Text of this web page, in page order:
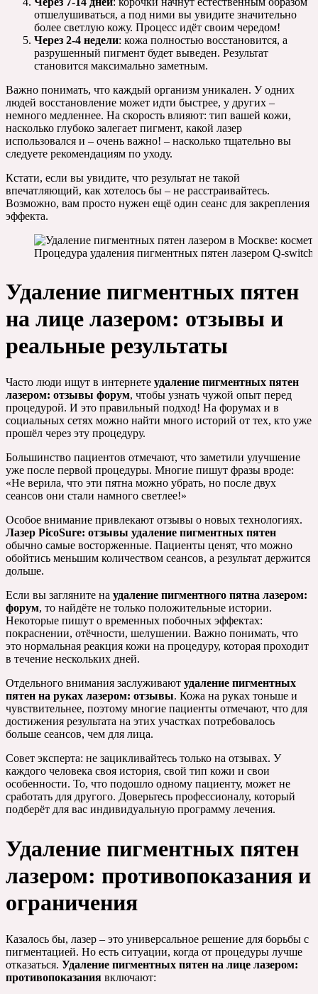
отшелушиваться, а под ними вы увидите значительно
более светлую кожу. Процесс идёт своим чередом!
Через 2-4 недели: кожа полностью восстановится, а
разрушенный пигмент будет выведен. Результат
становится максимально заметным.
Важно понимать, что каждый организм уникален. У одних
людей восстановление может идти быстрее, у других –
немного медленнее. На скорость влияют: тип вашей кожи,
насколько глубоко залегает пигмент, какой лазер
использовался и – очень важно! – насколько тщательно вы
следуете рекомендациям по уходу.
Кстати, если вы увидите, что результат не такой
впечатляющий, как хотелось бы – не расстраивайтесь.
Возможно, вам просто нужен ещё один сеанс для закрепления
эффекта.
Процедура удаления пигментных пятен лазером Q-
Удаление пигментных пятен
на лице лазером: отзывы и
реальные результаты
Часто люди ищут в интернете удаление пигментных пятен
лазером: отзывы форум, чтобы узнать чужой опыт перед
процедурой. И это правильный подход! На форумах и в
социальных сетях можно найти много историй от тех, кто уже
прошёл через эту процедуру.
Большинство пациентов отмечают, что заметили улучшение
уже после первой процедуры. Многие пишут фразы вроде:
«Не верила, что эти пятна можно убрать, но после двух
сеансов они стали намного светлее!»
Особое внимание привлекают отзывы о новых технологиях.
Лазер PicoSure: отзывы удаление пигментных пятен
обычно самые восторженные. Пациенты ценят, что можно
обойтись меньшим количеством сеансов, а результат держится
дольше.
Если вы загляните на удаление пигментного пятна лазером:
форум, то найдёте не только положительные истории.
Некоторые пишут о временных побочных эффектах:
покраснении, отёчности, шелушении. Важно понимать, что
это нормальная реакция кожи на процедуру, которая проходит
в течение нескольких дней.
Отдельного внимания заслуживают удаление пигментных
пятен на руках лазером: отзывы. Кожа на руках тоньше и
чувствительнее, поэтому многие пациенты отмечают, что для
достижения результата на этих участках потребовалось
больше сеансов, чем для лица.
Совет эксперта: не зацикливайтесь только на отзывах. У
каждого человека своя история, свой тип кожи и свои
особенности. То, что подошло одному пациенту, может не
сработать для другого. Доверьтесь профессионалу, который
подберёт для вас индивидуальную программу лечения.
Удаление пигментных пятен
лазером: противопоказания и
ограничения
Казалось бы, лазер – это универсальное решение для борьбы с
пигментацией. Но есть ситуации, когда от процедуры лучше
отказаться. Удаление пигментных пятен на лице лазером:
противопоказания включают: